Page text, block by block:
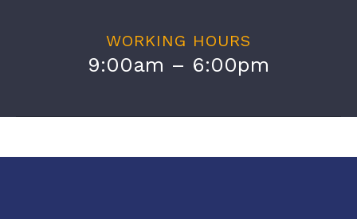
WORKING HOURS
9:00am – 6:00pm